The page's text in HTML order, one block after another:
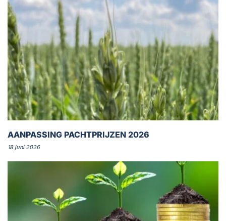
AANPASSING PACHTPRIJZEN 2026
18 juni 2026